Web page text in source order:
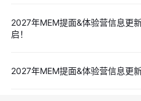
2027年MEM提面&体验营信息更
启！
2027年MEM提面&体验营信息更